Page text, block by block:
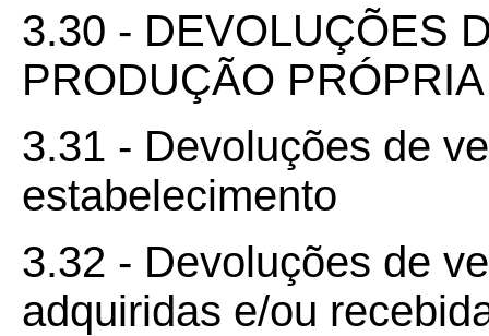
3.30 - DEVOLUÇÕES
PRODUÇÃO
3.31 - Devoluções de
estabelecimento
3.32 - Devoluções de
adquiridas e/ou